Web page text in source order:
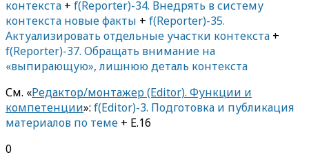
контекста + f(Reporter)-34. Внедрять в систему
контекста новые факты + f(Reporter)-35.
Актуализировать отдельные участки контекста +
f(Reporter)-37. Обращать внимание на
«выпирающую», лишнюю деталь контекста
См. «Редактор/монтажер (Editor). Функции и
компетенции»: f(Editor)-3. Подготовка и публикация
материалов по теме + E.16
0